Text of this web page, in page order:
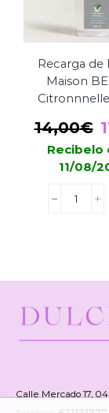
Recarga de
Maison
14,00€
Recibelo
11/08/
Calle Mercado 17,